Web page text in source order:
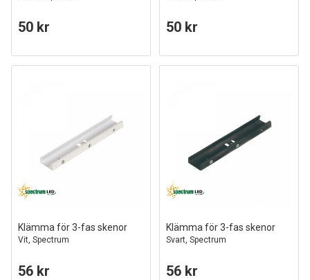
50 kr 50 kr
Klämma för 3-fas skenor
Vit, Spectrum
56 kr
Klämma för 3-fas skenor
Svart, Spectrum
56 kr